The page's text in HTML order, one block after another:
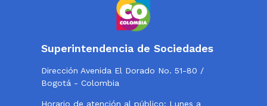
Superintendencia de Sociedades
Dirección Avenida El Dorado No. 51-80 /
Bogotá - Colombia
Horario de atención al público: Lunes a